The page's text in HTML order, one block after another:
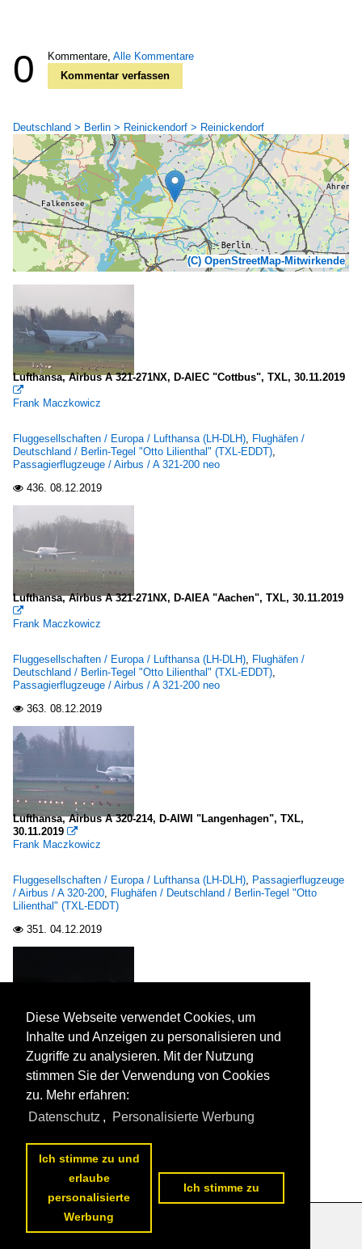
0 Kommentare, Alle Kommentare
Kommentar verfassen
Deutschland > Berlin > Reinickendorf > Reinickendorf
(C) OpenStreetMap-Mitwirkende
Lufthansa, Airbus A 321-271NX, D-AIEC "Cottbus", TXL, 30.11.2019

Frank Maczkowicz
Fluggesellschaften / Europa / Lufthansa (LH-DLH), Flughäfen /
Deutschland / Berlin-Tegel "Otto Lilienthal" (TXL-EDDT),
Passagierflugzeuge / Airbus / A 321-200 neo
 436. 08.12.2019
Lufthansa, Airbus A 321-271NX, D-AIEA "Aachen", TXL, 30.11.2019

Frank Maczkowicz
Fluggesellschaften / Europa / Lufthansa (LH-DLH), Flughäfen /
Deutschland / Berlin-Tegel "Otto Lilienthal" (TXL-EDDT),
Passagierflugzeuge / Airbus / A 321-200 neo
 363. 08.12.2019
Lufthansa, Airbus A 320-214, D-AIWI "Langenhagen", TXL,
30.11.2019 
Frank Maczkowicz
Fluggesellschaften / Europa / Lufthansa (LH-DLH), Passagierflugzeuge
/ Airbus / A 320-200, Flughäfen / Deutschland / Berlin-Tegel "Otto
Lilienthal" (TXL-EDDT)
 351. 04.12.2019
Lufthansa, Airbus A 320-271N, D-AINP, TXL, 30.11.2019
Frank Maczkowicz
Fluggesellschaften / Europa / Lufthansa (LH-DLH)
Deutschland / Berlin-Tegel "Otto Lilienthal" (TXL-EDDT)
Passagierflugzeuge / Airbus / A 320-200 neo
Datenschutzerklärung
Diese Webseite verwendet Cookies, um
Inhalte und Anzeigen zu personalisieren und
Zugriffe zu analysieren. Mit der Nutzung
stimmen Sie der Verwendung von Cookies
zu. Mehr erfahren:
Datenschutz , Personalisierte Werbung
Ich stimme zu und
erlaube
personalisierte
Werbung
Ich stimme zu